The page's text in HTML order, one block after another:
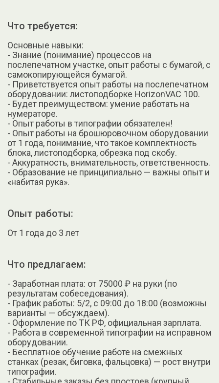
Что требуется:
Основные навыки:
- Знание (понимание) процессов на
послепечатном участке, опыт работы с бумагой, с
самокопирующейся бумагой.
- Приветствуется опыт работы на послепечатном
оборудовании: листоподборке HorizonVAC 100.
- Будет преимуществом: умение работать на
нумераторе.
- Опыт работы в типографии обязателен!
- Опыт работы на брошюровочном оборудовании
от 1 года, понимание, что такое комплектность
блока, листоподборка, обрезка под скобу.
- Аккуратность, внимательность, ответственность.
- Образование не принципиально — важны опыт и
«набитая рука».
Опыт работы:
От 1 года до 3 лет
Что предлагаем:
- Заработная плата: от 75000 ₽ на руки (по
результатам собеседования).
- График работы: 5/2, с 09:00 до 18:00 (возможны
варианты — обсуждаем).
- Оформление по ТК РФ, официальная зарплата.
- Работа в современной типографии на исправном
оборудовании.
- Бесплатное обучение работе на смежных
станках (резак, биговка, фальцовка) — рост внутри
типографии.